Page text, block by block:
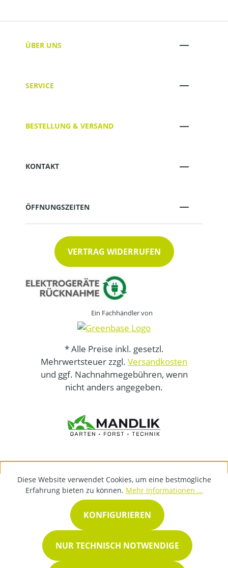
ÜBER UNS
SERVICE
BESTELLUNG & VERSAND
KONTAKT
ÖFFNUNGSZEITEN
VERTRAG WIDERRUFEN
Ein Fachhändler von
* Alle Preise inkl. gesetzl.
Mehrwertsteuer zzgl. Versandkosten
und ggf. Nachnahmegebühren, wenn
nicht anders angegeben.
Diese Website verwendet Cookies, um eine bestmögliche
Erfahrung bieten zu können. Mehr Informationen ...
NUR TECHNISCH NOTWENDIGE
KONFIGURIEREN